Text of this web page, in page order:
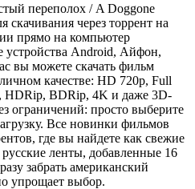
переполох / A Doggone
скачивания через торрент на
прямо на компьютер
устройства Android, Айфон,
вы можете скачать фильм
качестве: HD 720p, Full
HDRip, BDRip, 4K и даже 3D-
ограничений: просто выберите
Все новинки фильмов
где вы найдете как свежие
ленты, добавленные 16
забрать американский
упрощает выбор.